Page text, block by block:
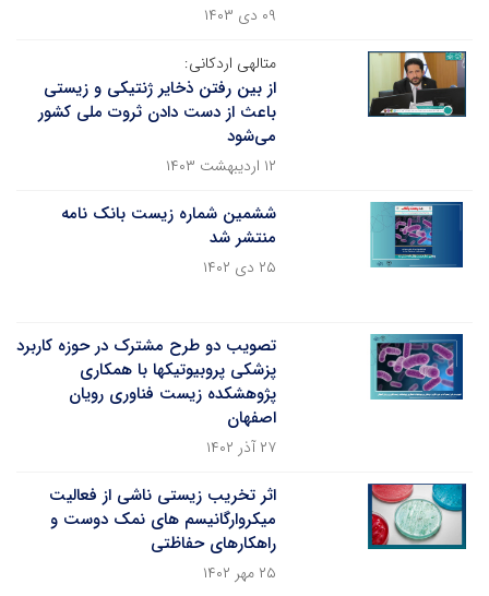
۰۹ دی ۱۴۰۳
متالهی اردکانی:
از بین رفتن ذخایر ژنتیکی و زیستی
باعث از دست دادن ثروت ملی کشور
می‌شود
۱۲ اردیبهشت ۱۴۰۳
ششمین شماره زیست بانک نامه
منتشر شد
۲۵ دی ۱۴۰۲
تصویب دو طرح مشترک در حوزه کاربرد
پزشکی پروبیوتیکها با همکاری
پژوهشکده زیست فناوری رویان
اصفهان
۲۷ آذر ۱۴۰۲
اثر تخریب زیستی ناشی از فعالیت
میکروارگانیسم های نمک دوست و
راهکارهای حفاظتی
۲۵ مهر ۱۴۰۲